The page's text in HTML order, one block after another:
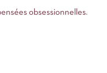
obsessionnelles.